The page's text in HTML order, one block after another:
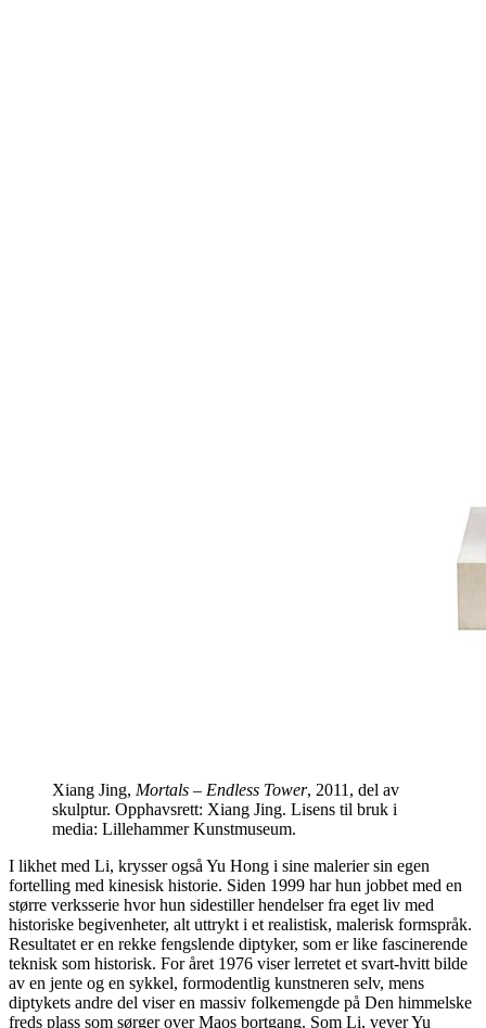
Xiang Jing, Mortals – Endless Tower, 2011, del av
skulptur. Opphavsrett: Xiang Jing. Lisens til bruk i
media: Lillehammer Kunstmuseum.
I likhet med Li, krysser også Yu Hong i sine malerier sin egen
fortelling med kinesisk historie. Siden 1999 har hun jobbet med en
større verksserie hvor hun sidestiller hendelser fra eget liv med
historiske begivenheter, alt uttrykt i et realistisk, malerisk formspråk.
Resultatet er en rekke fengslende diptyker, som er like fascinerende
teknisk som historisk. For året 1976 viser lerretet et svart-hvitt bilde
av en jente og en sykkel, formodentlig kunstneren selv, mens
diptykets andre del viser en massiv folkemengde på Den himmelske
freds plass som sørger over Maos bortgang. Som Li, vever Yu